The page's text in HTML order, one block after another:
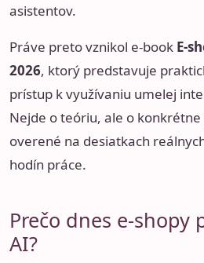
asistentov.
Práve preto vznikol e-book E-
2026, ktorý predstavuje
prístup k využívaniu umelej
Nejde o teóriu, ale o
overené na desiatkach
hodín práce.
Prečo dnes e-shopy
AI?